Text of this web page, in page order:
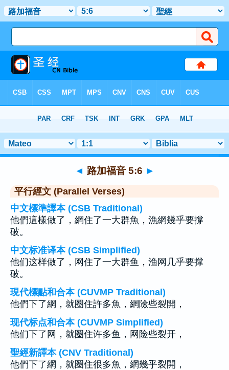
> 聖經金句 6
◄ 路加福音 5:6 ►
平行經文 (Parallel Verses)
中文標準譯本 (CSB Traditional)
他們這樣做了，網住了一大群魚，漁網幾乎要撐
破。
中文标准译本 (CSB Simplified)
他们这样做了，网住了一大群鱼，渔网几乎要撑
破。
現代標點和合本 (CUVMP Traditional)
他們下了網，就圈住許多魚，網險些裂開，
现代标点和合本 (CUVMP Simplified)
他们下了网，就圈住许多鱼，网险些裂开，
聖經新譯本 (CNV Traditional)
他們下了網，就圈住很多魚，網幾乎裂開，